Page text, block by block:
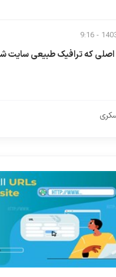
اصلی که ترافیک طبیعی سایت